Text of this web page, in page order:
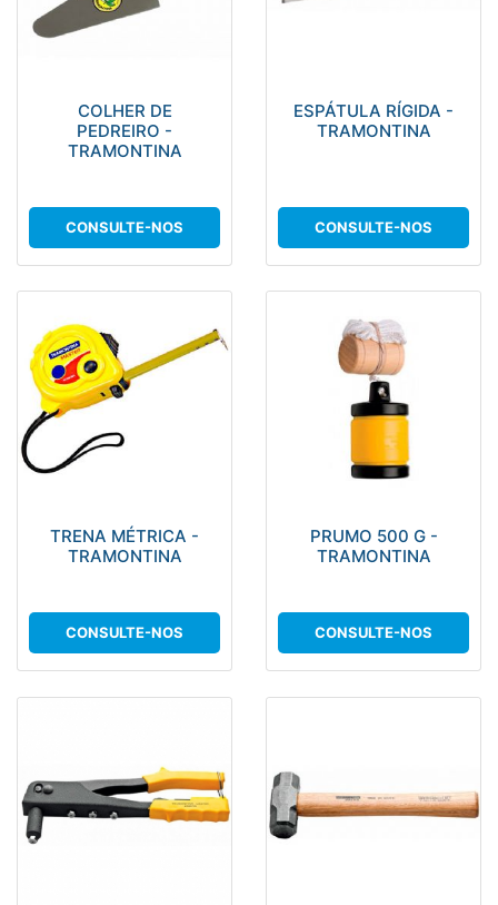
COLHER DE
PEDREIRO -
TRAMONTINA
CONSULTE-NOS
ESPÁTULA RÍGIDA -
TRAMONTINA
CONSULTE-NOS
TRENA MÉTRICA -
TRAMONTINA
CONSULTE-NOS
PRUMO 500 G -
TRAMONTINA
CONSULTE-NOS